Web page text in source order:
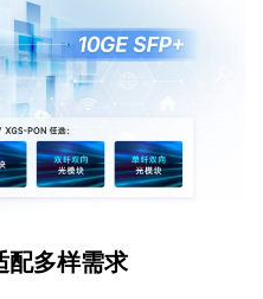
配多样需求